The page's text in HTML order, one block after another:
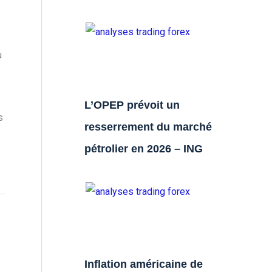
L’OPEP prévoit un
resserrement du marché
pétrolier en 2026 – ING
Inflation américaine de